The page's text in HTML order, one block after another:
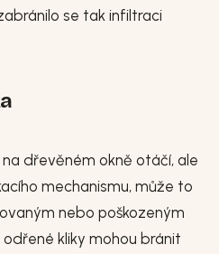
se tak infiltraci
dřevěném okně otáčí, ale
mechanismu, může to
nebo poškozeným
kliky mohou bránit